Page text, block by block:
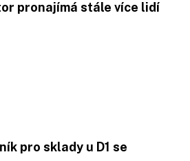
pronajímá stále více lidí
pro sklady u D1 se